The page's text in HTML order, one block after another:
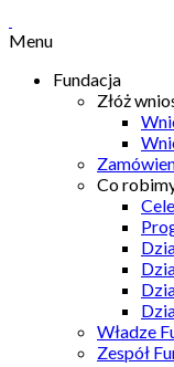
Menu
Fundacja
Złóż
Co
Cele
Władze
Zespół